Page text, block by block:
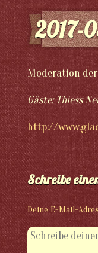
2017-
Moderation
Gäste: Thiess
http://
Schreibe
Deine E-Mail-